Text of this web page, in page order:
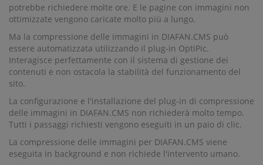
potrebbe richiedere molte ore. E le pagine con immagini non
ottimizzate vengono caricate molto più a lungo.
Ma la compressione delle immagini in DIAFAN.CMS può
essere automatizzata utilizzando il plug-in OptiPic.
Interagisce perfettamente con il sistema di gestione dei
contenuti e non ostacola la stabilità del funzionamento del
sito.
La configurazione e l'installazione del plug-in di compressione
delle immagini in DIAFAN.CMS non richiederà molto tempo.
Tutti i passaggi richiesti vengono eseguiti in un paio di clic.
La compressione delle immagini per DIAFAN.CMS viene
eseguita in background e non richiede l'intervento umano.